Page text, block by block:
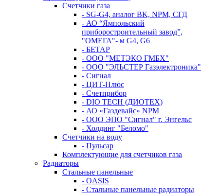
Счетчики газа
- SG-G4, аналог BK, NPM, СГД
- АО “Ямпольский
приборостроительный завод”,
"ОМЕГА"- м G4, G6
- БЕТАР
- ООО "МЕТЭКО ГМБХ"
- ООО "ЭЛЬСТЕР Газэлектроника"
- Сигнал
- ЦИТ-Плюс
- Счетприбор
- DIO TECH (ДИОТЕХ)
- АО «Газдевайс» NPM
- ООО ЭПО "Сигнал" г. Энгельс
- Холдинг "Беломо"
Счетчики на воду
- Пульсар
Комплектующие для счетчиков газа
Радиаторы
Стальные панельные
- OASIS
- Стальные панельные радиаторы